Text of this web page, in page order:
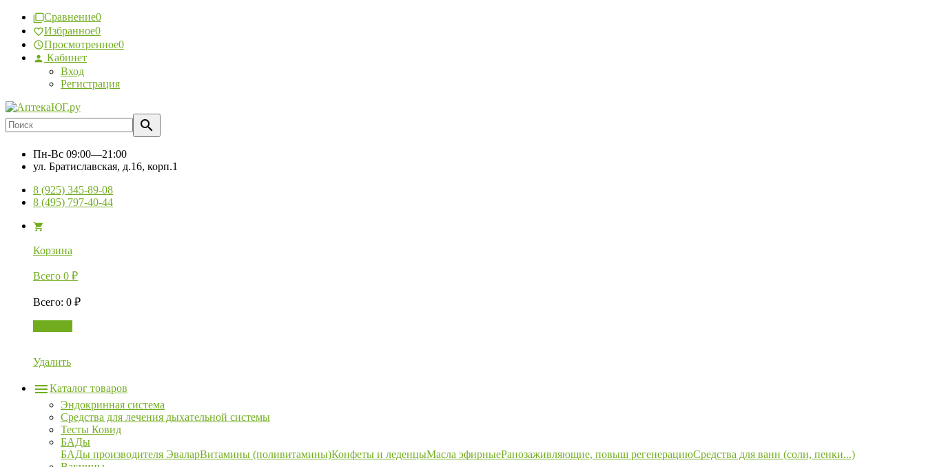
Сравнение0
Избранное0
Просмотренное0
Кабинет
Вход
Регистрация
Пн-Вс 09:00—21:00
ул. Братиславская, д.16, корп.1
8 (925) 345-89-08
8 (495) 797-40-44
Корзина
Всего 0 ₽
Всего: 0 ₽
Удалить
Каталог товаров
Эндокринная система
Средства для лечения дыхательной системы
Тесты Ковид
БАДы
БАДы производителя ЭваларВитамины (поливитамины)Конфеты и леденцыМасла эфирныеРанозаживляющие, повыш регенерациюСредства для ванн (соли, пенки...)